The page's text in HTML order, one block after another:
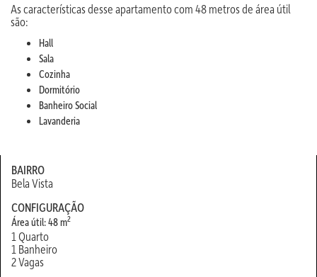
As características desse apartamento com 48 metros de área útil
são:
Hall
Sala
Cozinha
Dormitório
Banheiro Social
Lavanderia
BAIRRO
Bela Vista
CONFIGURAÇÃO
Área útil: 48 m2
1 Quarto
1 Banheiro
2 Vagas